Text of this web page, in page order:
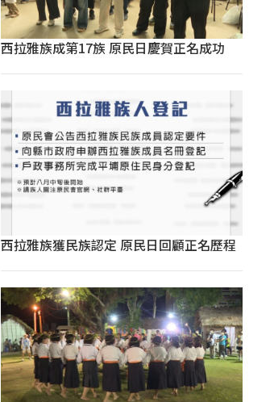
西拉雅族成第17族 原民日慶賀正名成功
西拉雅族獲民族認定 原民日回顧正名歷程